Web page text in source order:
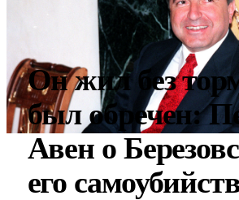
Он жил без
был обречен:
Авен о
его